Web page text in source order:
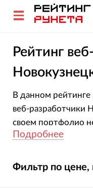
Рейтинг
В данном рейтинге
веб-разработчики
своем портфолио
интернет-проектов.
Подробнее
Фильтр по цене,